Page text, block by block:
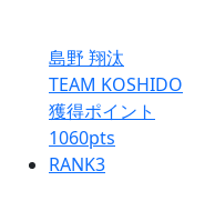
島野 翔汰
TEAM KOSHIDO
獲得ポイント
1060pts
RANK3